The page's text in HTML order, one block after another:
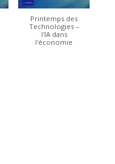
Printemps des
Technologies –
l'IA dans
l'économie